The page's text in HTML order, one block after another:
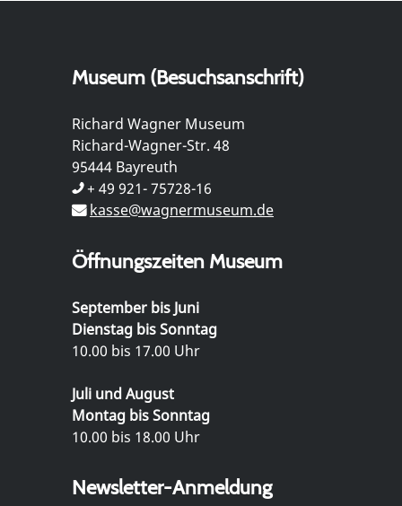
Museum (Besuchsanschrift)
Richard Wagner Museum
Richard-Wagner-Str. 48
95444 Bayreuth
+ 49 921- 75728-16
kasse@wagnermuseum.de
Öffnungszeiten Museum
September bis Juni
Dienstag bis Sonntag
10.00 bis 17.00 Uhr
Juli und August
Montag bis Sonntag
10.00 bis 18.00 Uhr
Newsletter-Anmeldung